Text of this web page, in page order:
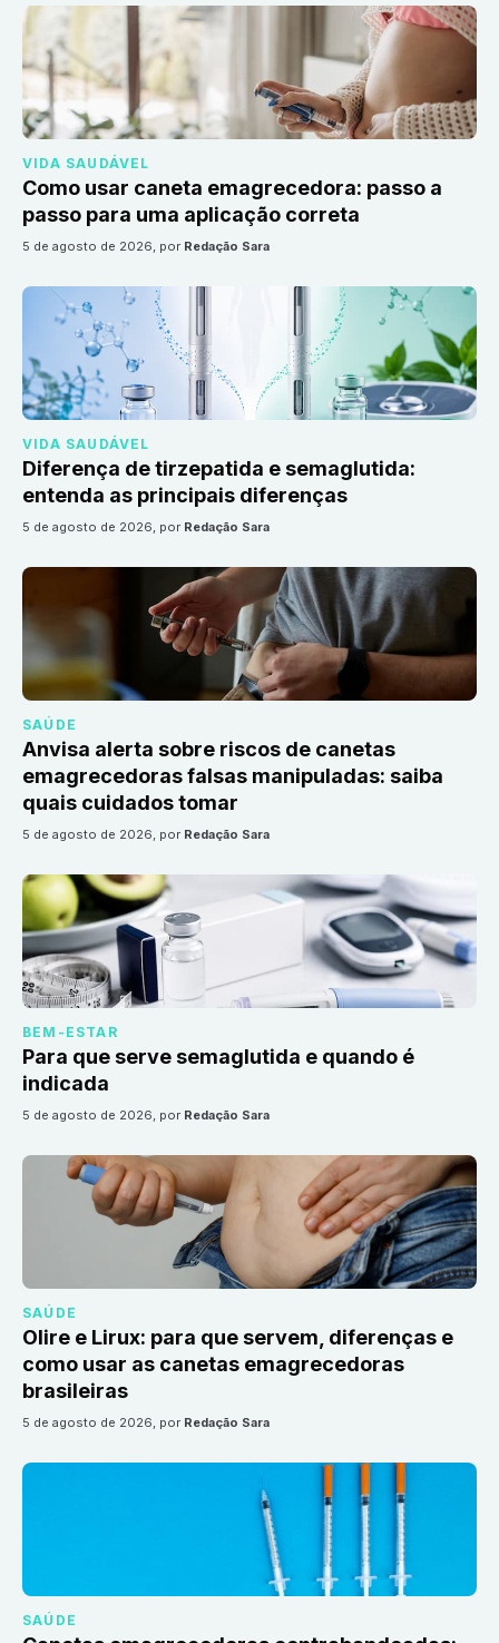
VIDA SAUDÁVEL
Como usar caneta emagrecedora: passo a
passo para uma aplicação correta
5 de agosto de 2026, por Redação Sara
VIDA SAUDÁVEL
Diferença de tirzepatida e semaglutida:
entenda as principais diferenças
5 de agosto de 2026, por Redação Sara
SAÚDE
Anvisa alerta sobre riscos de canetas
emagrecedoras falsas manipuladas: saiba
quais cuidados tomar
5 de agosto de 2026, por Redação Sara
BEM-ESTAR
Para que serve semaglutida e quando é
indicada
5 de agosto de 2026, por Redação Sara
SAÚDE
Olire e Lirux: para que servem, diferenças e
como usar as canetas emagrecedoras
brasileiras
5 de agosto de 2026, por Redação Sara
SAÚDE